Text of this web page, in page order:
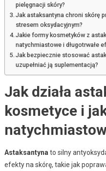
pielęgnacji skóry?
Jak astaksantyna chroni skórę
stresem oksydacyjnym?
Jakie formy kosmetyków z
natychmiastowe i długotrwałe
Jak bezpiecznie stosować
uzupełniać ją suplementacją?
Jak działa
kosmetyce i
Astaksantyna to silny
efekty na skórę, takie jak